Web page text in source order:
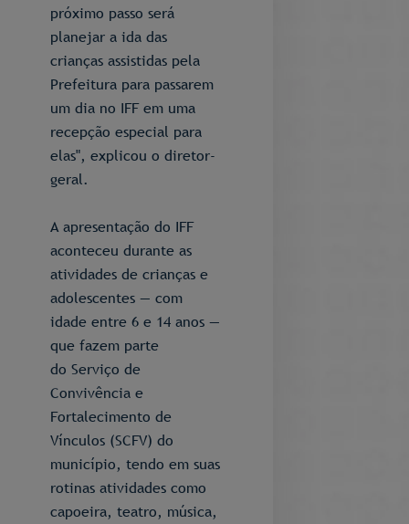
próximo passo será
planejar a ida das
crianças assistidas pela
Prefeitura para passarem
um dia no IFF em uma
recepção especial para
elas", explicou o diretor-
geral.
A apresentação do IFF
aconteceu durante as
atividades de crianças e
adolescentes — com
idade entre 6 e 14 anos —
que fazem parte
do Serviço de
Convivência e
Fortalecimento de
Vínculos (SCFV) do
município, tendo em suas
rotinas atividades como
capoeira, teatro, música,